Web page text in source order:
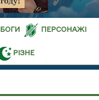
БОГИ ПЕРСОНАЖІ
РІЗНЕ